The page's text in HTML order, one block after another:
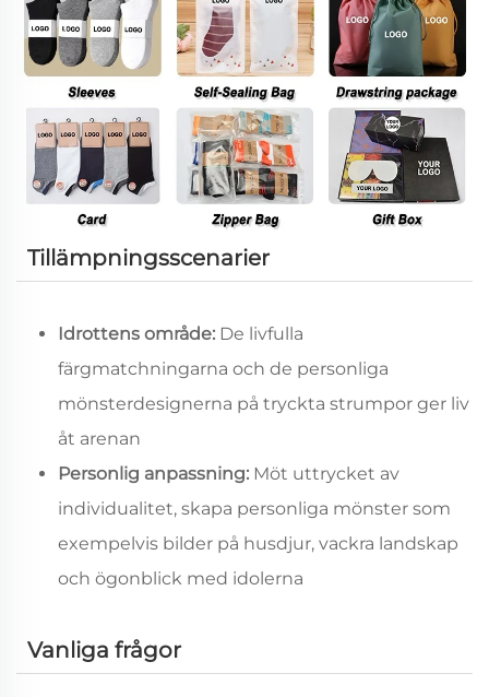
Tillämpningsscenarier
Idrottens område: De livfulla
färgmatchningarna och de personliga
mönsterdesignerna på tryckta strumpor ger liv
åt arenan
Personlig anpassning: Möt uttrycket av
individualitet, skapa personliga mönster som
exempelvis bilder på husdjur, vackra landskap
och ögonblick med idolerna
Vanliga frågor